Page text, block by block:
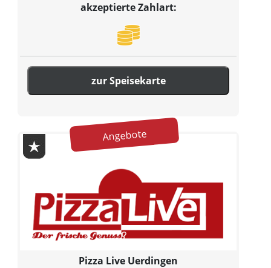
akzeptierte Zahlart:
zur Speisekarte
Angebote
Pizza Live Uerdingen